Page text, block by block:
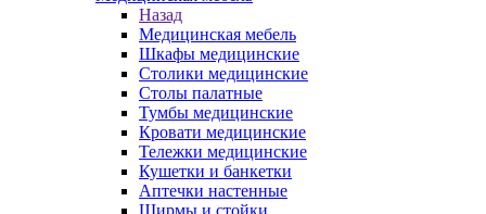
Назад
Медицинская мебель
Шкафы медицинские
Столики медицинские
Столы палатные
Тумбы медицинские
Кровати медицинские
Тележки медицинские
Кушетки и банкетки
Аптечки настенные
Ширмы и стойки